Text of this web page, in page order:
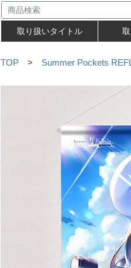
取り扱いタイトル
TOP > Summer Pockets